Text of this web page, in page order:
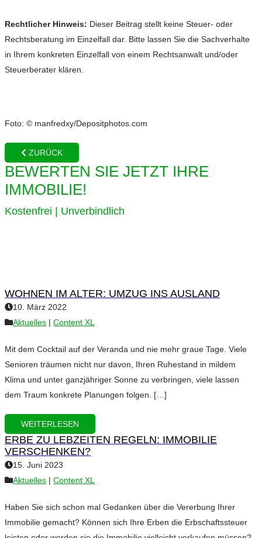
Rechtlicher Hinweis: Dieser Beitrag stellt keine Steuer- oder
Rechtsberatung im Einzelfall dar. Bitte lassen Sie die Sachverhalte
in Ihrem konkreten Einzelfall von einem Rechtsanwalt und/oder
Steuerberater klären.
Foto: © manfredxy/Depositphotos.com
ZURÜCK
BEWERTEN SIE JETZT IHRE
IMMOBILIE!
Kostenfrei | Unverbindlich
WOHNEN IM ALTER: UMZUG INS AUSLAND
10. März 2022
Aktuelles | Content XL
Mit dem Cocktail auf der Veranda und nie mehr graue Tage. Viele
Senioren träumen nicht nur davon, Ihren Ruhestand in mildem
Klima und unter ganzjähriger Sonne zu verbringen, viele lassen
dem Traum konkrete Planungen folgen. […]
WEITERLESEN
ERBE ZU LEBZEITEN REGELN: IMMOBILIE
VERSCHENKEN?
15. Juni 2023
Aktuelles | Content XL
Haben Sie sich schon mal Gedanken über die Vererbung Ihrer
Immobilie gemacht? Können sich Ihre Erben die Erbschaftssteuer